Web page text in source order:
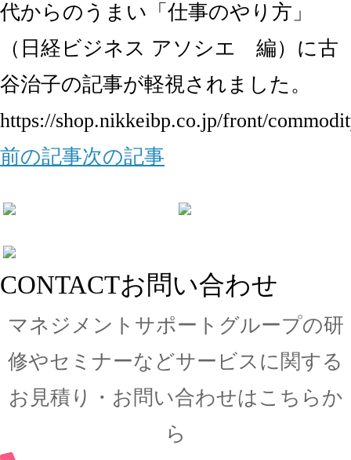
代からのうまい「仕事のやり方」
（日経ビジネス アソシエ 編）に古
谷治子の記事が軽視されました。
https://shop.nikkeibp.co.jp/front/
前の記事次の記事
CONTACTお問い合わせ
マネジメントサポートグループの研
修やセミナーなどサービスに関する
お見積り・ お問い合わせはこちらか
ら